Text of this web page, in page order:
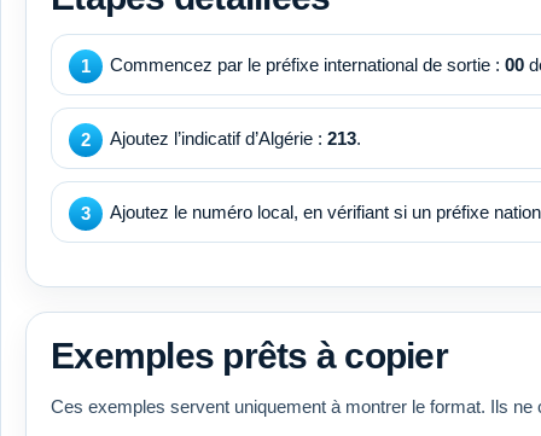
Commencez par le préfixe international de sortie : 00
Ajoutez l’indicatif d’Algérie : 213.
Ajoutez le numéro local, en vérifiant si un préfixe
Exemples prêts à copier
Ces exemples servent uniquement à montrer le format. Ils ne